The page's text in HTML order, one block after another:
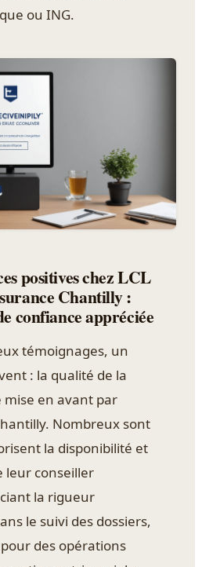
ou ING.
positives chez LCL
Chantilly :
confiance appréciée
témoignages, un
: la qualité de la
en avant par
Nombreux sont
la disponibilité et
leur conseiller
la rigueur
le suivi des dossiers,
des opérations